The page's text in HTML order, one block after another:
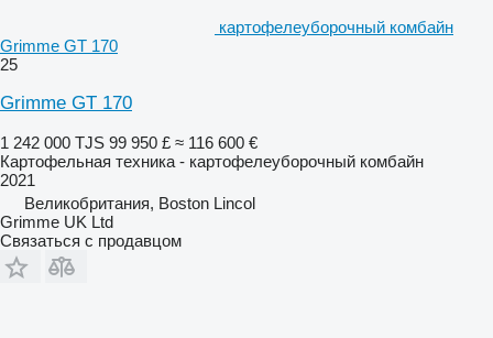
картофелеуборочный комбайн
Grimme GT 170
25
Grimme GT 170
1 242 000 TJS 99 950 £ ≈ 116 600 €
Картофельная техника - картофелеуборочный комбайн
2021
Великобритания, Boston Lincol
Grimme UK Ltd
Связаться с продавцом